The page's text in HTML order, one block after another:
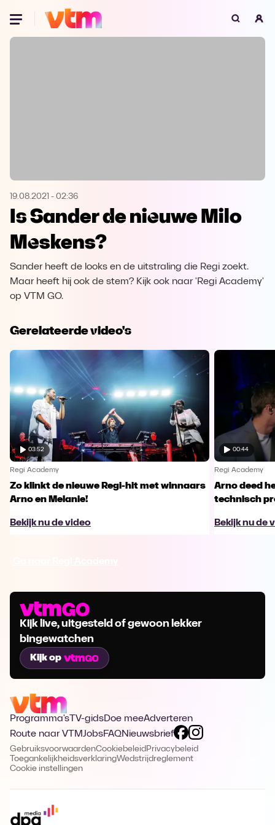
Oeps, browser niet ondersteund
Microsoft Edge Download
Opera
19.08.2021 - 02:36
Is Sander de nieuwe Milo
Meskens?
Sander heeft de looks en de uitstraling die Regi zoekt.
Maar heeft hij ook de stem? Kijk ook naar 'Regi Academy'
op VTM GO.
Gerelateerde video's
03:52
Regi Academy
Zo klinkt de nieuwe Regi-hit met winnaars
Arno en Melanie!
Bekijk nu de video
00:44
Regi Academy
Arno deed
technisch
Bekijk nu de
Kijk live, uitgesteld of gewoon lekker
bingewatchen
Kijk op
Programma's TV-gidsDoe meeAdverteren
Route naar VTMJobsFAQNieuwsbrief
GebruiksvoorwaardenCookiebeleid Privacybeleid
ToegankelijkheidsverklaringWedstrijdreglement
Cookie instellingen